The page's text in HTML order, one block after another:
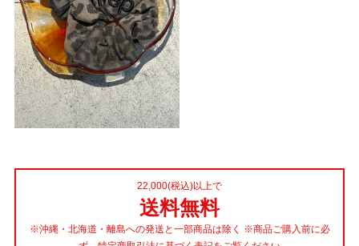
22,000(税込)以上で
送料無料
※沖縄・北海道・離島への発送と一部商品は除く ※商品ご購入前に必